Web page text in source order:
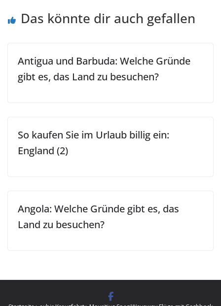
Das könnte dir auch gefallen
Antigua und Barbuda: Welche Gründe
gibt es, das Land zu besuchen?
So kaufen Sie im Urlaub billig ein:
England (2)
Angola: Welche Gründe gibt es, das
Land zu besuchen?